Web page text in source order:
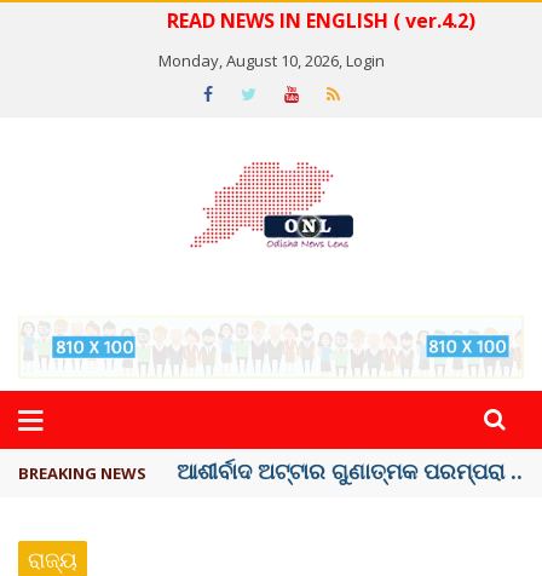
READ NEWS IN ENGLISH ( ver.4.2)
Monday, August 10, 2026,Login
BREAKING NEWS ବେଦାନ୍ତ ଆଲୁମିନିୟର ପ୍ରକଳ୍ପ ସଙ୍ଗମ ...
ରାଜ୍ୟ